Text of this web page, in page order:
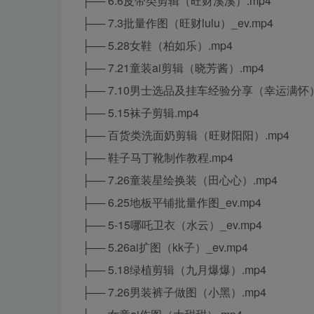
├── 7.3批量作图（旺财lulu）_ev.mp4
├── 5.28女鞋（柏如乐）.mp4
├── 7.21童装ai剪辑（晓芳酱）.mp4
├── 7.10男士选品及挂车经验分享（幸运满怀
├── 5.15袜子剪辑.mp4
├── 百货类洗面奶剪辑（旺财阳阳）.mp4
├── 鞋子马丁靴制作教程.mp4
├── 7.26童装星绘换装（田心心）.mp4
├── 6.25地板平铺批量作图_ev.mp4
├── 5-15哪吒卫衣（水云）_ev.mp4
├── 5.26ai扩图（kk子）_ev.mp4
├── 5.18绿植剪辑（九月爆爆）.mp4
├── 7.26男装裤子做图（小黑）.mp4